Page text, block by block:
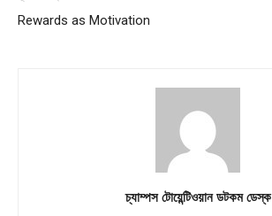
Rewards as Motivation
চ্যাম্পস টোয়েন্টিওয়ান ডটকম ডেস্ক